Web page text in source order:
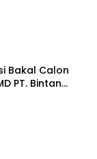
Bakal Calon
PT. Bintan